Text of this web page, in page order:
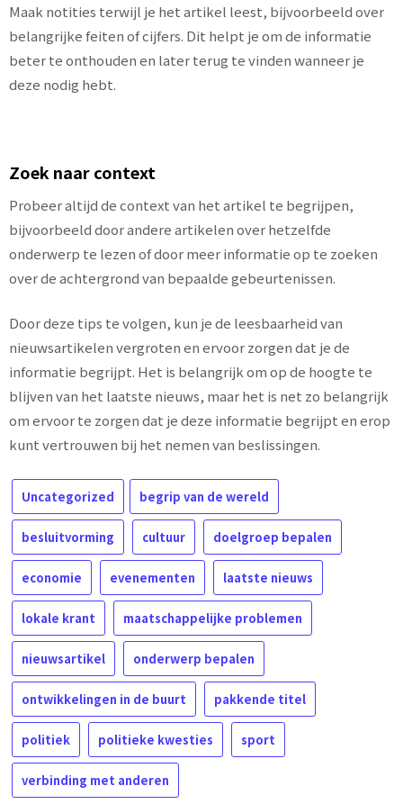
Maak notities terwijl je het artikel leest, bijvoorbeeld over
belangrijke feiten of cijfers. Dit helpt je om de informatie
beter te onthouden en later terug te vinden wanneer je
deze nodig hebt.
Zoek naar context
Probeer altijd de context van het artikel te begrijpen,
bijvoorbeeld door andere artikelen over hetzelfde
onderwerp te lezen of door meer informatie op te zoeken
over de achtergrond van bepaalde gebeurtenissen.
Door deze tips te volgen, kun je de leesbaarheid van
nieuwsartikelen vergroten en ervoor zorgen dat je de
informatie begrijpt. Het is belangrijk om op de hoogte te
blijven van het laatste nieuws, maar het is net zo belangrijk
om ervoor te zorgen dat je deze informatie begrijpt en erop
kunt vertrouwen bij het nemen van beslissingen.
Uncategorized begrip van de wereld
besluitvorming cultuur doelgroep bepalen
economie evenementen laatste nieuws
lokale krant maatschappelijke problemen
nieuwsartikel onderwerp bepalen
ontwikkelingen in de buurt pakkende titel
politiek politieke kwesties sport
verbinding met anderen